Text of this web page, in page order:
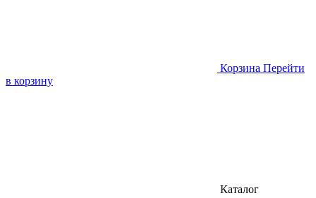
Корзина Перейти
в корзину
Каталог